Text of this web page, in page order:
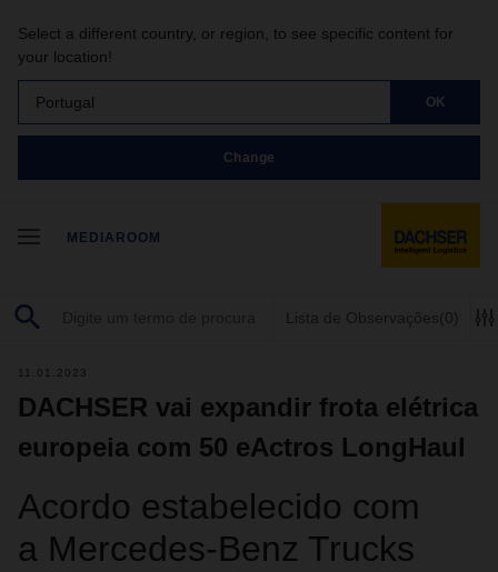
Select a different country, or region, to see specific content for
your location!
Portugal OK
Change
MEDIAROOM
Lista de Observações (0)
11.01.2023
DACHSER vai expandir frota elétrica
europeia com 50 eActros LongHaul
Acordo estabelecido com
a Mercedes-Benz Trucks